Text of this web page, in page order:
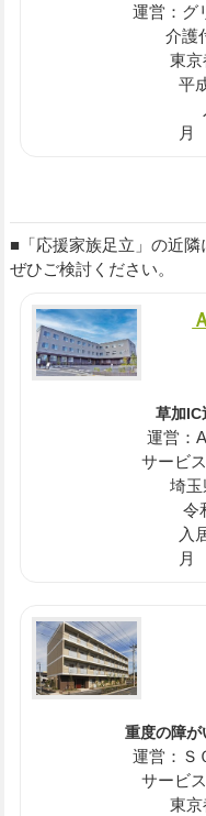
運営：グ
介護
東京
平
月
■「応援家族足立」の近隣
ぜひご検討ください。
草加IC
運営：
サービ
埼玉
令
入
月
重度の障
運営：Ｓ
サービ
東京